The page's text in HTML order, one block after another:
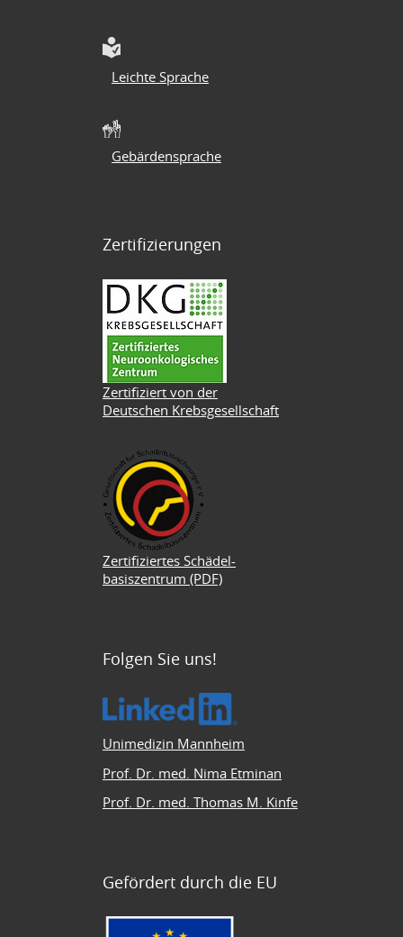
Leichte Sprache
Gebärdensprache
Zertifizierungen
Zertifiziert von der
Deutschen Krebsgesellschaft
Zertifiziertes Schädel-
basiszentrum (PDF)
Folgen Sie uns!
Unimedizin Mannheim
Prof. Dr. med. Nima Etminan
Prof. Dr. med. Thomas M. Kinfe
Gefördert durch die EU